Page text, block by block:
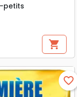
petits
shopping_cart
favorite_border